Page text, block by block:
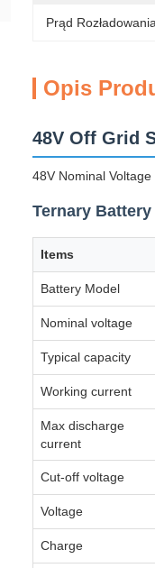
Prąd
Opis
48V Off Grid
48V Nominal
Ternary
Items
Battery Model
Nominal voltage
Typical capacity
Working current
Max discharge
current
Cut-off voltage
Voltage
Charge